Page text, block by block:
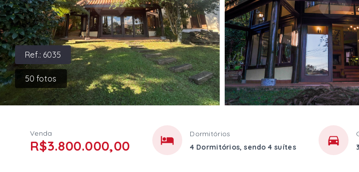
Ref.: 6035
50 fotos
Venda
R$3.800.000,00
Dormitórios
4 Dormitórios, sendo 4 suítes